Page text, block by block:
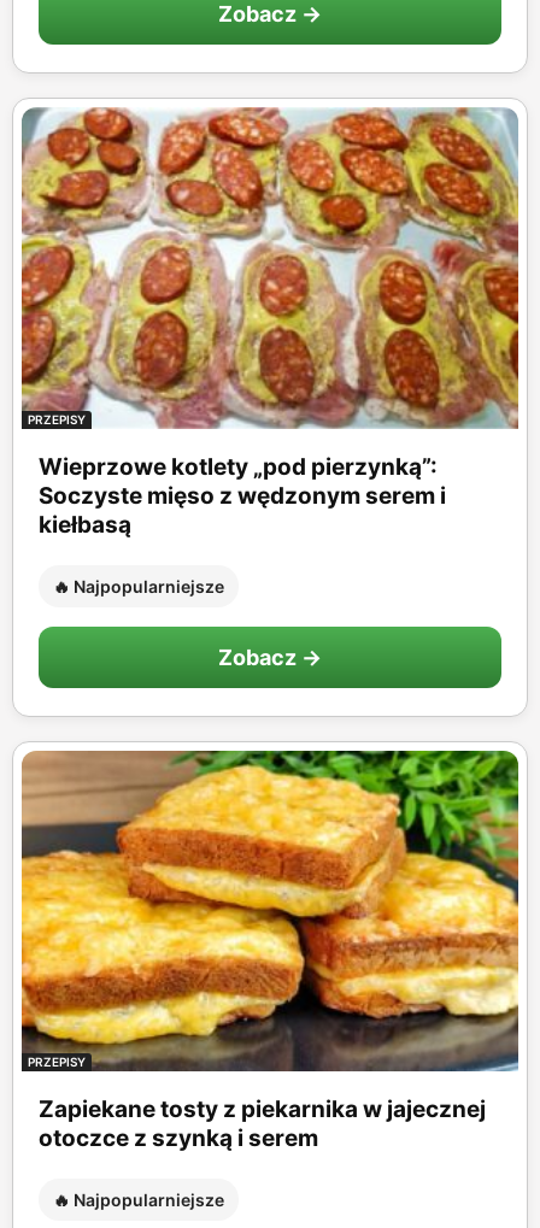
Zobacz →
PRZEPISY
Wieprzowe kotlety „pod pierzynką”:
Soczyste mięso z wędzonym serem i
kiełbasą
🔥 Najpopularniejsze
Zobacz →
PRZEPISY
Zapiekane tosty z piekarnika w jajecznej
otoczce z szynką i serem
🔥 Najpopularniejsze